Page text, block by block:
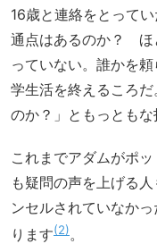
16歳と連絡をとって
通点はあるのか？ ほ
っていない。誰かを
学生活を終えるころ
のか？」ともっともな
これまでアダムがポ
も疑問の声を上げる
ンセルされていなか
ります 2 。